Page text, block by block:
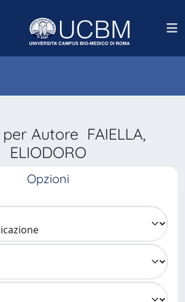
Autore FAIELLA,
ELIODORO
Opzioni